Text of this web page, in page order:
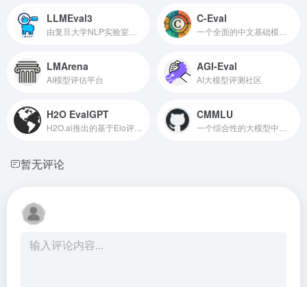
LLMEval3 C-Eval
LMArena
AI模型评估平台
AGI-Eval
AI大模型评测社区
H2O EvalGPT CMMLU
暂无评论